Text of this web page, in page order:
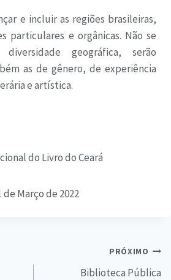
e incluir as regiões brasileiras,
particulares e orgânicas. Não se
geográfica, serão
as de gênero, de experiência
e artística.
do Livro do Ceará
de Março de 2022
PRÓXIMO
Biblioteca Pública